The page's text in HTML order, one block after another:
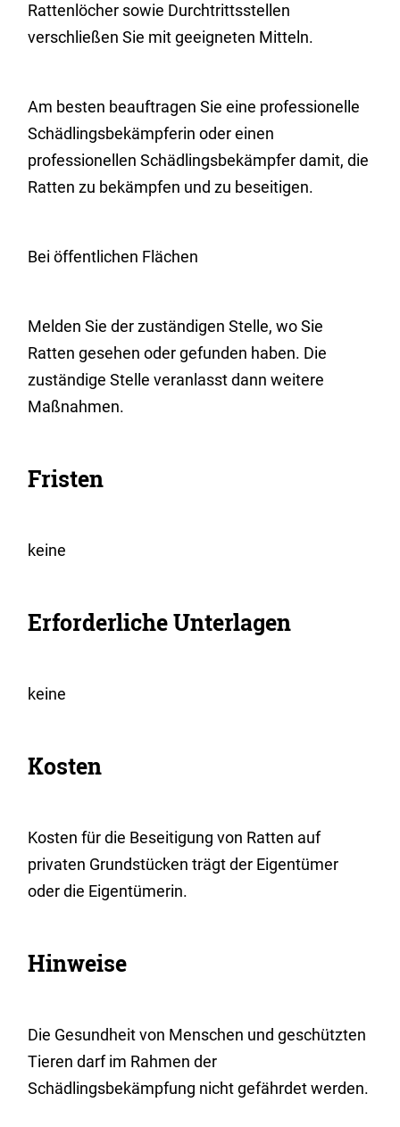
Rattenlöcher sowie Durchtrittsstellen
verschließen Sie mit geeigneten Mitteln.
Am besten beauftragen Sie eine professionelle
Schädlingsbekämpferin oder einen
professionellen Schädlingsbekämpfer damit, die
Ratten zu bekämpfen und zu beseitigen.
Bei öffentlichen Flächen
Melden Sie der zuständigen Stelle, wo Sie
Ratten gesehen oder gefunden haben. Die
zuständige Stelle veranlasst dann weitere
Maßnahmen.
Fristen
keine
Erforderliche Unterlagen
keine
Kosten
Kosten für die Beseitigung von Ratten auf
privaten Grundstücken trägt der Eigentümer
oder die Eigentümerin.
Hinweise
Die Gesundheit von Menschen und geschützten
Tieren darf im Rahmen der
Schädlingsbekämpfung nicht gefährdet werden.